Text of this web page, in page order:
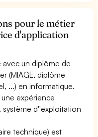
pour le métier
d'application
un diplôme de
(MIAGE, diplôme
...) en informatique.
expérience
d''exploitation
technique) est